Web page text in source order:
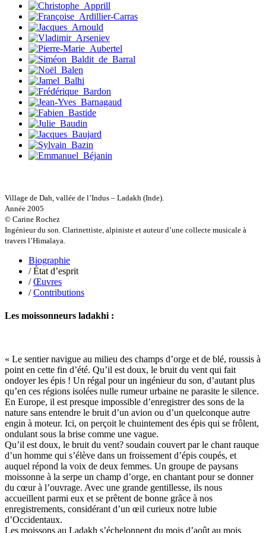
Sylvestre Françoise
Tardieu Marc
Terrisse Marc
Tesson Sylvain
Thevenet Jacqueline
Touboul Marion
Toumanov Vadim
Trouplin Boris
Troussier Virginie
Tuilier Romain
Tulane Fabrice
Tzapoff Antoine
Ujfalvy-Bourdon Marie de
Urbain Jean-Didier
Valéry Philippe
Vayron Xavier
Victor Daphné
Victor Paul-Émile
Victor Stéphane
Villemagne François-Xavier de
Weill-Parot Nicolas
Weis Robert
Yger Yves
Village de Dah, vallée de l’Indus – Ladakh (Inde).
Année 2005
© Carine Rochez
Ingénieur du son. Clarinettiste, alpiniste et auteur d’une collecte musicale à
travers l’Himalaya.
Biographie
/ État d’esprit
/Œuvres
/Contributions
Les moissonneurs ladakhi :
« Le sentier navigue au milieu des champs d’orge et de blé, roussis à
point en cette fin d’été. Qu’il est doux, le bruit du vent qui fait
ondoyer les épis ! Un régal pour un ingénieur du son, d’autant plus
qu’en ces régions isolées nulle rumeur urbaine ne parasite le silence.
En Europe, il est presque impossible d’enregistrer des sons de la
nature sans entendre le bruit d’un avion ou d’un quelconque autre
engin à moteur. Ici, on perçoit le chuintement des épis qui se frôlent,
ondulant sous la brise comme une vague.
Qu’il est doux, le bruit du vent? soudain couvert par le chant rauque
d’un homme qui s’élève dans un froissement d’épis coupés, et
auquel répond la voix de deux femmes. Un groupe de paysans
moissonne à la serpe un champ d’orge, en chantant pour se donner
du cœur à l’ouvrage. Avec une grande gentillesse, ils nous
accueillent parmi eux et se prêtent de bonne grâce à nos
enregistrements, considérant d’un œil curieux notre lubie
d’Occidentaux.
Les moissons au Ladakh s’échelonnent du mois d’août au mois